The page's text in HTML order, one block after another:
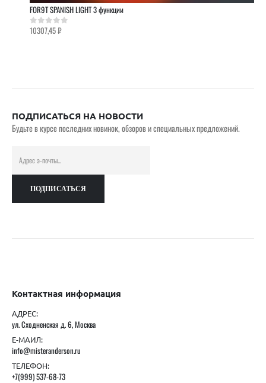
FOR9T SPANISH LIGHT 3 функции
0out of 5
10307,45₽
ПОДПИСАТЬСЯ НА НОВОСТИ
Будьте в курсе последних новинок, обзоров и специальных предложений.
Контактная информация
АДРЕС:
ул. Сходненская д. 6, Москва
Е-МАИЛ:
info@misteranderson.ru
ТЕЛЕФОН:
+7(999) 537-68-73